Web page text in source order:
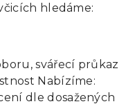
hledáme:
svářecí průkaz
Nabízíme:
dle dosažených